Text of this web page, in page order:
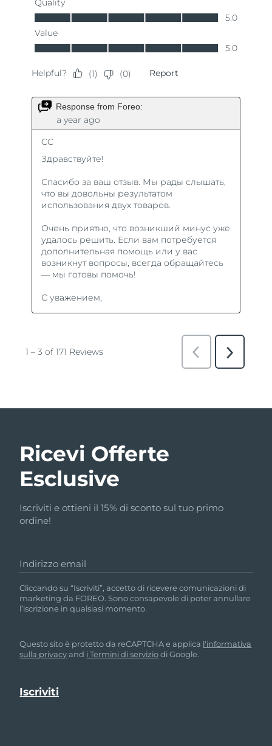
Ricevi Offerte
Esclusive
Iscriviti e ottieni il 15% di sconto sul tuo primo
ordine!
Indirizzo email
Cliccando su “Iscriviti”, accetto di ricevere comunicazioni di
marketing da FOREO. Sono consapevole di poter annullare
l’iscrizione in qualsiasi momento.
Questo sito è protetto da reCAPTCHA e applica l'informativa
sulla privacyand i Termini di serviziodi Google.